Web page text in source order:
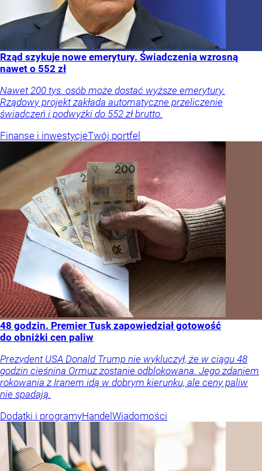
Rząd szykuje nowe emerytury. Świadczenia wzrosną
nawet o 552 zł
Nawet 200 tys. osób może dostać wyższe emerytury.
Rządowy projekt zakłada automatyczne przeliczenie
świadczeń i podwyżki do 552 zł brutto.
Finanse i inwestycjeTwój portfel
48 godzin. Premier Tusk zapowiedział gotowość
do obniżki cen paliw
Prezydent USA Donald Trump nie wykluczył, że w ciągu 48
godzin cieśnina Ormuz zostanie odblokowana. Jego zdaniem
rokowania z Iranem idą w dobrym kierunku, ale ceny paliw
nie spadają.
Dodatki i programyHandel Wiadomości